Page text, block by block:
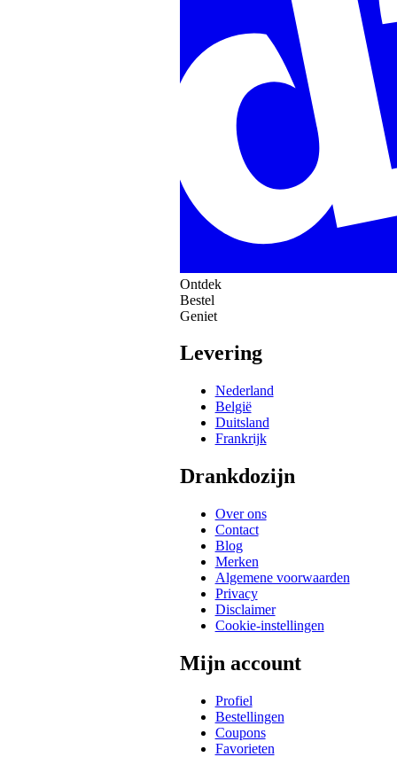
Ontdek
Bestel
Geniet
Levering
Nederland
België
Duitsland
Frankrijk
Drankdozijn
Over ons
Contact
Blog
Merken
Algemene voorwaarden
Privacy
Disclaimer
Cookie-instellingen
Mijn account
Profiel
Bestellingen
Coupons
Favorieten